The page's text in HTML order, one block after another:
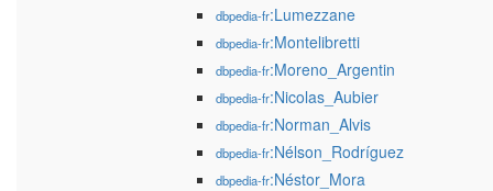
dbpedia-fr:Lumezzane
dbpedia-fr:Montelibretti
dbpedia-fr:Moreno_Argentin
dbpedia-fr:Nicolas_Aubier
dbpedia-fr:Norman_Alvis
dbpedia-fr:Nélson_Rodríguez
dbpedia-fr:Néstor_Mora